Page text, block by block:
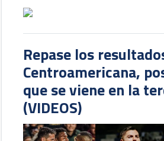
Repase los
Centroamericana,
que se viene en la
(VIDEOS)